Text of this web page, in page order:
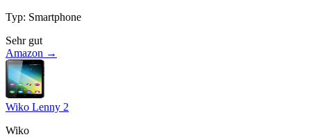
Typ: Smartphone
Sehr gut
Amazon →
Wiko Lenny 2
Wiko